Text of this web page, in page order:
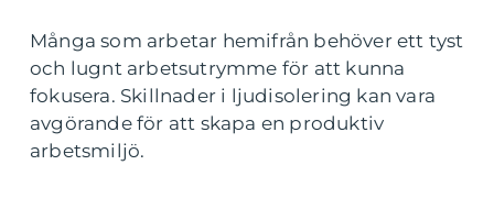
Många som arbetar hemifrån behöver ett tyst
och lugnt arbetsutrymme för att kunna
fokusera. Skillnader i ljudisolering kan vara
avgörande för att skapa en produktiv
arbetsmiljö.